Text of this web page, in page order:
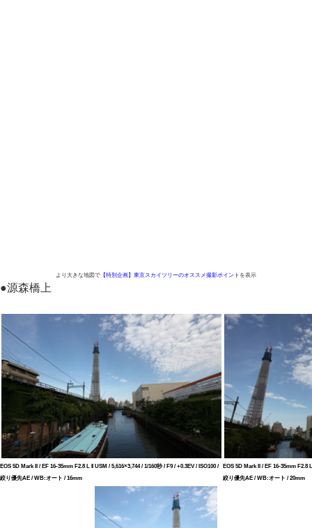
より大きな地図で 【特別企画】東京スカイツリーのオススメ撮影ポイント を表示
●源森橋上
EOS 5D Mark II / EF 16-35mm F2.8 L II USM / 5,616×3,744 / 1/160秒 / F9 / +0.3EV / ISO100 /
絞り優先AE / WB:オート / 16mm
EOS 5D Mark II / EF 16-35mm F2.8
絞り優先AE / WB:オート / 20mm